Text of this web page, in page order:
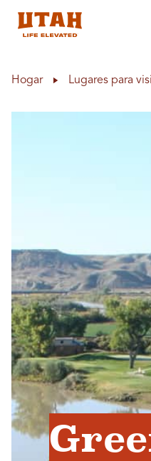
Hogar Lugares para